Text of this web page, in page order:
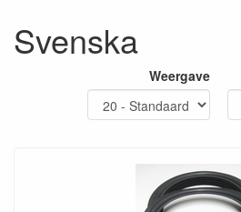
Svenska
Weergave